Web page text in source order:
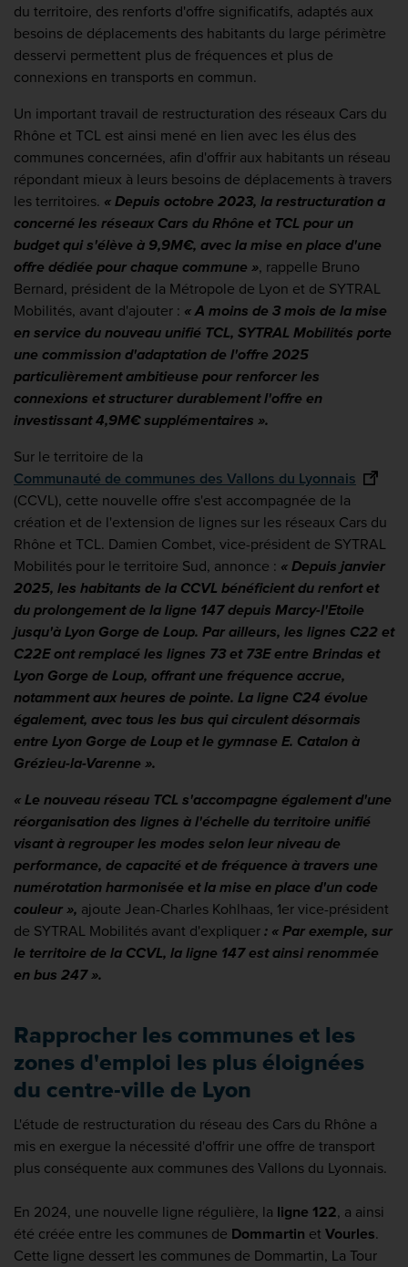
du territoire, des renforts d'offre significatifs, adaptés aux
besoins de déplacements des habitants du large périmètre
desservi permettent plus de fréquences et plus de
connexions en transports en commun.
Un important travail de restructuration des réseaux Cars du
Rhône et TCL est ainsi mené en lien avec les élus des
communes concernées, afin d'offrir aux habitants un réseau
répondant mieux à leurs besoins de déplacements à travers
les territoires. « Depuis octobre 2023, la restructuration a
concerné les réseaux Cars du Rhône et TCL pour un
budget qui s'élève à 9,9M€, avec la mise en place d'une
offre dédiée pour chaque commune », rappelle Bruno
Bernard, président de la Métropole de Lyon et de SYTRAL
Mobilités, avant d'ajouter : « A moins de 3 mois de la mise
en service du nouveau unifié TCL, SYTRAL Mobilités porte
une commission d'adaptation de l'offre 2025
particulièrement ambitieuse pour renforcer les
connexions et structurer durablement l'offre en
investissant 4,9M€ supplémentaires ».
Sur le territoire de la
Communauté de communes des Vallons du Lyonnais
(CCVL), cette nouvelle offre s'est accompagnée de la
création et de l'extension de lignes sur les réseaux Cars du
Rhône et TCL. Damien Combet, vice-président de SYTRAL
Mobilités pour le territoire Sud, annonce : « Depuis janvier
2025, les habitants de la CCVL bénéficient du renfort et
du prolongement de la ligne 147 depuis Marcy-l'Etoile
jusqu'à Lyon Gorge de Loup. Par ailleurs, les lignes C22 et
C22E ont remplacé les lignes 73 et 73E entre Brindas et
Lyon Gorge de Loup, offrant une fréquence accrue,
notamment aux heures de pointe. La ligne C24 évolue
également, avec tous les bus qui circulent désormais
entre Lyon Gorge de Loup et le gymnase E. Catalon à
Grézieu-la-Varenne ».
« Le nouveau réseau TCL s'accompagne également d'une
réorganisation des lignes à l'échelle du territoire unifié
visant à regrouper les modes selon leur niveau de
performance, de capacité et de fréquence à travers une
numérotation harmonisée et la mise en place d'un code
couleur », ajoute Jean-Charles Kohlhaas, 1er vice-président
de SYTRAL Mobilités avant d'expliquer : « Par exemple, sur
le territoire de la CCVL, la ligne 147 est ainsi renommée
en bus 247 ».
Rapprocher les communes et les
zones d'emploi les plus éloignées
du centre-ville de Lyon
L'étude de restructuration du réseau des Cars du Rhône a
mis en exergue la nécessité d'offrir une offre de transport
plus conséquente aux communes des Vallons du Lyonnais.
En 2024, une nouvelle ligne régulière, la ligne 122, a ainsi
été créée entre les communes de Dommartin et Vourles.
Cette ligne dessert les communes de Dommartin, La Tour